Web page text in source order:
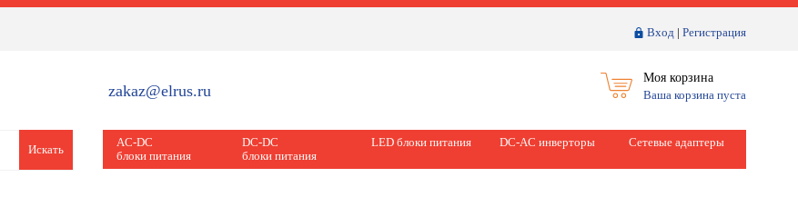
Вход | Регистрация
zakaz@elrus.ru
Моя корзина
Ваша корзина пуста
Искать
AC-DC
блоки питания
DC-DC
блоки питания
LED блоки питания DC-AC инверторы Сетевые адаптеры